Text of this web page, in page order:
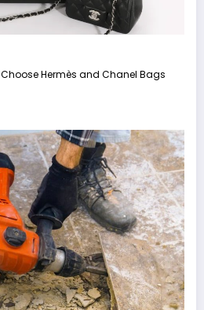
Hermès and Chanel Bags